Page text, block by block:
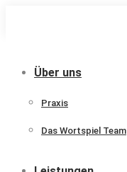
Über uns
Praxis
Das Wortspiel Team